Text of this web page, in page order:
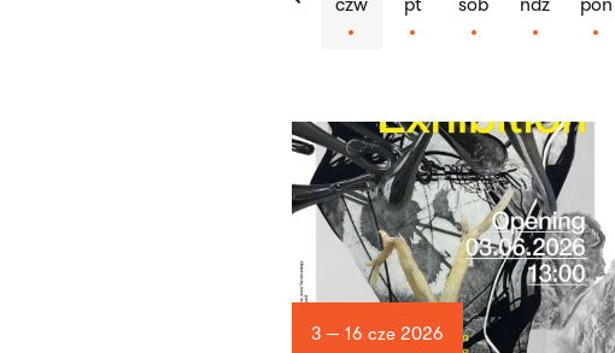
czw
pt
sob
ndz
pon
Lista
artykułów
3 — 16 cze 2026